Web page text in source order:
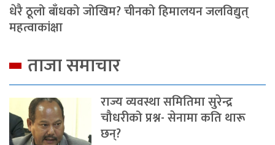
धेरै ठूलो बाँधको जोखिम? चीनको हिमालयन जलविद्युत्
महत्वाकांक्षा
ताजा समाचार
राज्य व्यवस्था समितिमा सुरेन्द्र
चौधरीको प्रश्न- सेनामा कति थारू
छन्?